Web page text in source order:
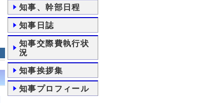
知事、幹部日程
知事日誌
知事交際費執行状
況
知事挨拶集
知事プロフィール